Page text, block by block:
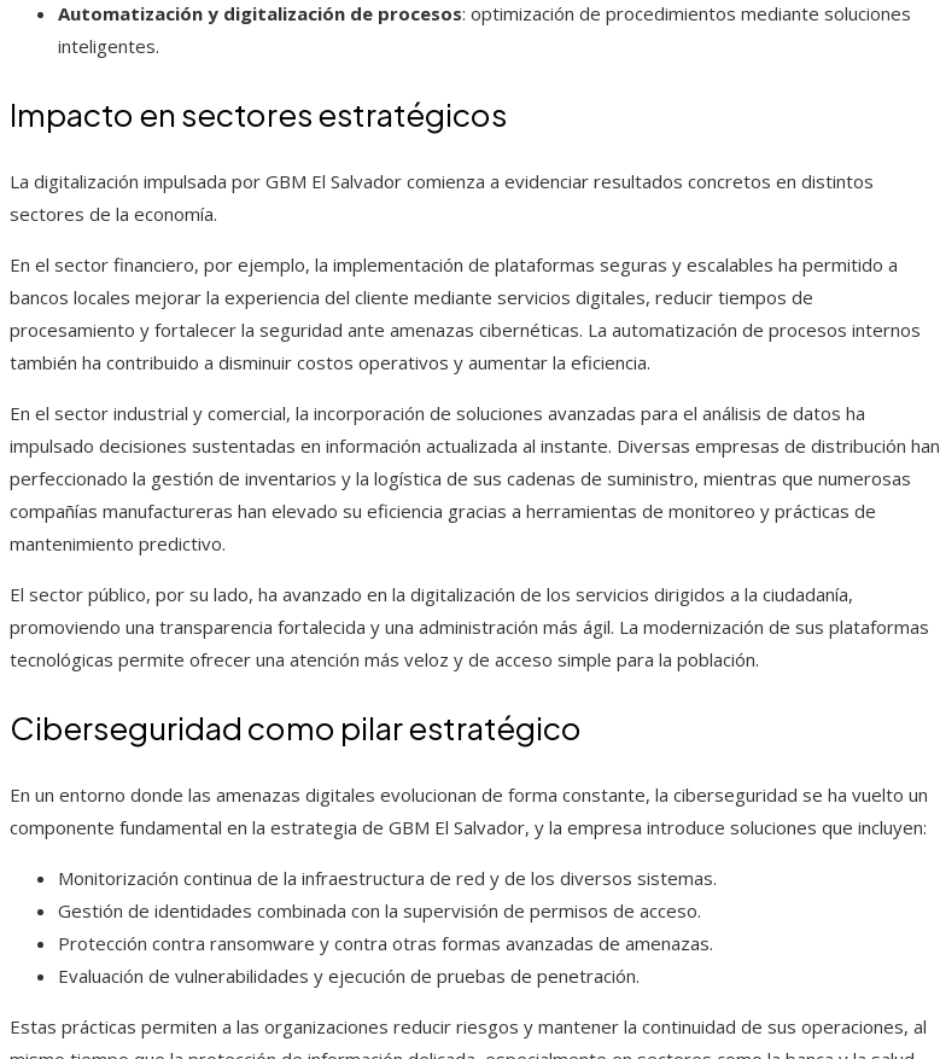
Automatización y digitalización de procesos: optimización de procedimientos mediante soluciones
inteligentes.
Impacto en sectores estratégicos
La digitalización impulsada por GBM El Salvador comienza a evidenciar resultados concretos en distintos
sectores de la economía.
En el sector financiero, por ejemplo, la implementación de plataformas seguras y escalables ha permitido a
bancos locales mejorar la experiencia del cliente mediante servicios digitales, reducir tiempos de
procesamiento y fortalecer la seguridad ante amenazas cibernéticas. La automatización de procesos internos
también ha contribuido a disminuir costos operativos y aumentar la eficiencia.
En el sector industrial y comercial, la incorporación de soluciones avanzadas para el análisis de datos ha
impulsado decisiones sustentadas en información actualizada al instante. Diversas empresas de distribución han
perfeccionado la gestión de inventarios y la logística de sus cadenas de suministro, mientras que numerosas
compañías manufactureras han elevado su eficiencia gracias a herramientas de monitoreo y prácticas de
mantenimiento predictivo.
El sector público, por su lado, ha avanzado en la digitalización de los servicios dirigidos a la ciudadanía,
promoviendo una transparencia fortalecida y una administración más ágil. La modernización de sus plataformas
tecnológicas permite ofrecer una atención más veloz y de acceso simple para la población.
Ciberseguridad como pilar estratégico
En un entorno donde las amenazas digitales evolucionan de forma constante, la ciberseguridad se ha vuelto un
componente fundamental en la estrategia de GBM El Salvador, y la empresa introduce soluciones que incluyen:
Monitorización continua de la infraestructura de red y de los diversos sistemas.
Gestión de identidades combinada con la supervisión de permisos de acceso.
Protección contra ransomware y contra otras formas avanzadas de amenazas.
Evaluación de vulnerabilidades y ejecución de pruebas de penetración.
Estas prácticas permiten a las organizaciones reducir riesgos y mantener la continuidad de sus operaciones, al